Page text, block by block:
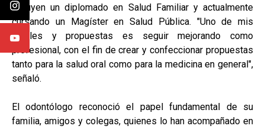
incluyen un diplomado en Salud Familiar y actualmente
cursando un Magíster en Salud Pública. "Uno de mis
ideales y propuestas es seguir mejorando como
profesional, con el fin de crear y confeccionar propuestas
tanto para la salud oral como para la medicina en general",
señaló.
El odontólogo reconoció el papel fundamental de su
familia, amigos y colegas, quienes lo han acompañado en